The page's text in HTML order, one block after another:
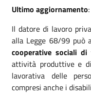
Ultimo aggiornamento
Il datore di lavoro
alla Legge 68/99 può
cooperative sociali
attività produttive e di
lavorativa delle
compresi anche i